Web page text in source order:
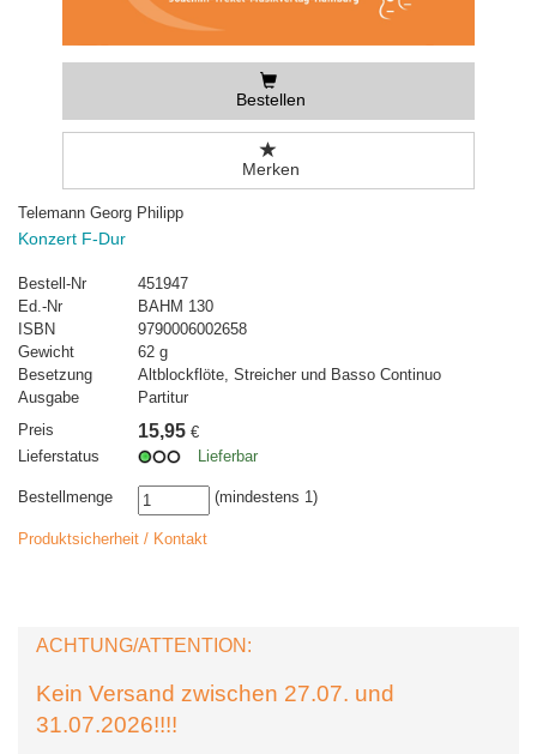
Bestellen
Merken
Telemann Georg Philipp
Konzert F-Dur
Bestell-Nr
451947
Ed.-Nr
BAHM 130
ISBN
9790006002658
Gewicht
62 g
Besetzung
Altblockflöte, Streicher und Basso Continuo
Ausgabe
Partitur
Preis
15,95 €
Lieferstatus
Lieferbar
Bestellmenge (mindestens 1)
Produktsicherheit / Kontakt
ACHTUNG/ATTENTION:
Kein Versand zwischen 27.07. und
31.07.2026!!!!